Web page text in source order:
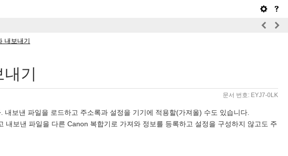
내보내기
기
문서 번호: EYJ7-0LK
보낸 파일을 로드하고 주소록과 설정을 기기에 적용할(가져올) 수도 있습니다.
보낸 파일을 다른 Canon 복합기로 가져와 정보를 등록하고 설정을 구성하지 않고도 주